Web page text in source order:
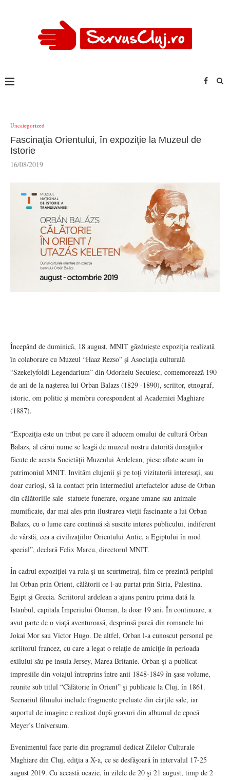
Uncategorized
Fascinația Orientului, în expoziție la Muzeul de
Istorie
16/08/2019
Începând de duminică, 18 august, MNIT găzduiește expoziţia realizată
în colaborare cu Muzeul “Haaz Rezso” şi Asociaţia culturală
“Szekelyfoldi Legendarium” din Odorheiu Secuiesc, comemorează 190
de ani de la naşterea lui Orban Balazs (1829 -1890), scriitor, etnograf,
istoric, om politic şi membru corespondent al Academiei Maghiare
(1887).
“Expoziţia este un tribut pe care îl aducem omului de cultură Orban
Balazs, al cărui nume se leagă de muzeul nostru datorită donaţiilor
făcute de acesta Societăţii Muzeului Ardelean, piese aflate acum în
patrimoniul MNIT. Invităm clujenii şi pe toţi vizitatorii interesaţi, sau
doar curioşi, să ia contact prin intermediul artefactelor aduse de Orban
din călătoriile sale- statuete funerare, organe umane sau animale
mumificate, dar mai ales prin ilustrarea vieţii fascinante a lui Orban
Balazs, cu o lume care continuă să suscite interes publicului, indiferent
de vârstă, cea a civilizaţiilor Orientului Antic, a Egiptului în mod
special”, declară Felix Marcu, directorul MNIT.
În cadrul expoziţiei va rula şi un scurtmetraj, film ce prezintă periplul
lui Orban prin Orient, călătorii ce l-au purtat prin Siria, Palestina,
Egipt şi Grecia. Scriitorul ardelean a ajuns pentru prima dată la
Istanbul, capitala Imperiului Otoman, la doar 19 ani. În continuare, a
avut parte de o viaţă aventuroasă, desprinsă parcă din romanele lui
Jokai Mor sau Victor Hugo. De altfel, Orban l-a cunoscut personal pe
scriitorul francez, cu care a legat o relaţie de amiciţie în perioada
exilului său pe insula Jersey, Marea Britanie. Orban şi-a publicat
impresiile din voiajul întreprins între anii 1848-1849 în şase volume,
reunite sub titlul “Călătorie în Orient” şi publicate la Cluj, în 1861.
Scenariul filmului include fragmente preluate din cărţile sale, iar
suportul de imagine e realizat după gravuri din albumul de epocă
Meyer’s Universum.
Evenimentul face parte din programul dedicat Zilelor Culturale
Maghiare din Cluj, ediţia a X-a, ce se desfăşoară în intervalul 17-25
august 2019. Cu această ocazie, în zilele de 20 şi 21 august, timp de 2